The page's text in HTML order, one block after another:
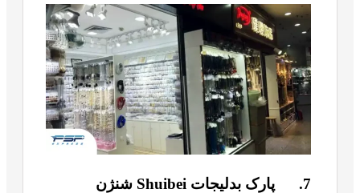
7. پارک بدلیجات Shuibei شنژن